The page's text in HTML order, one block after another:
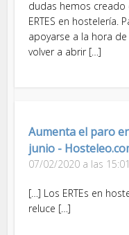
dudas hemos creado
ERTES en hostelería.
apoyarse a la hora
volver a abrir […]
Aumenta el paro
junio -
07/02/2020 a las 15:01
[…] Los ERTEs en
reluce […]